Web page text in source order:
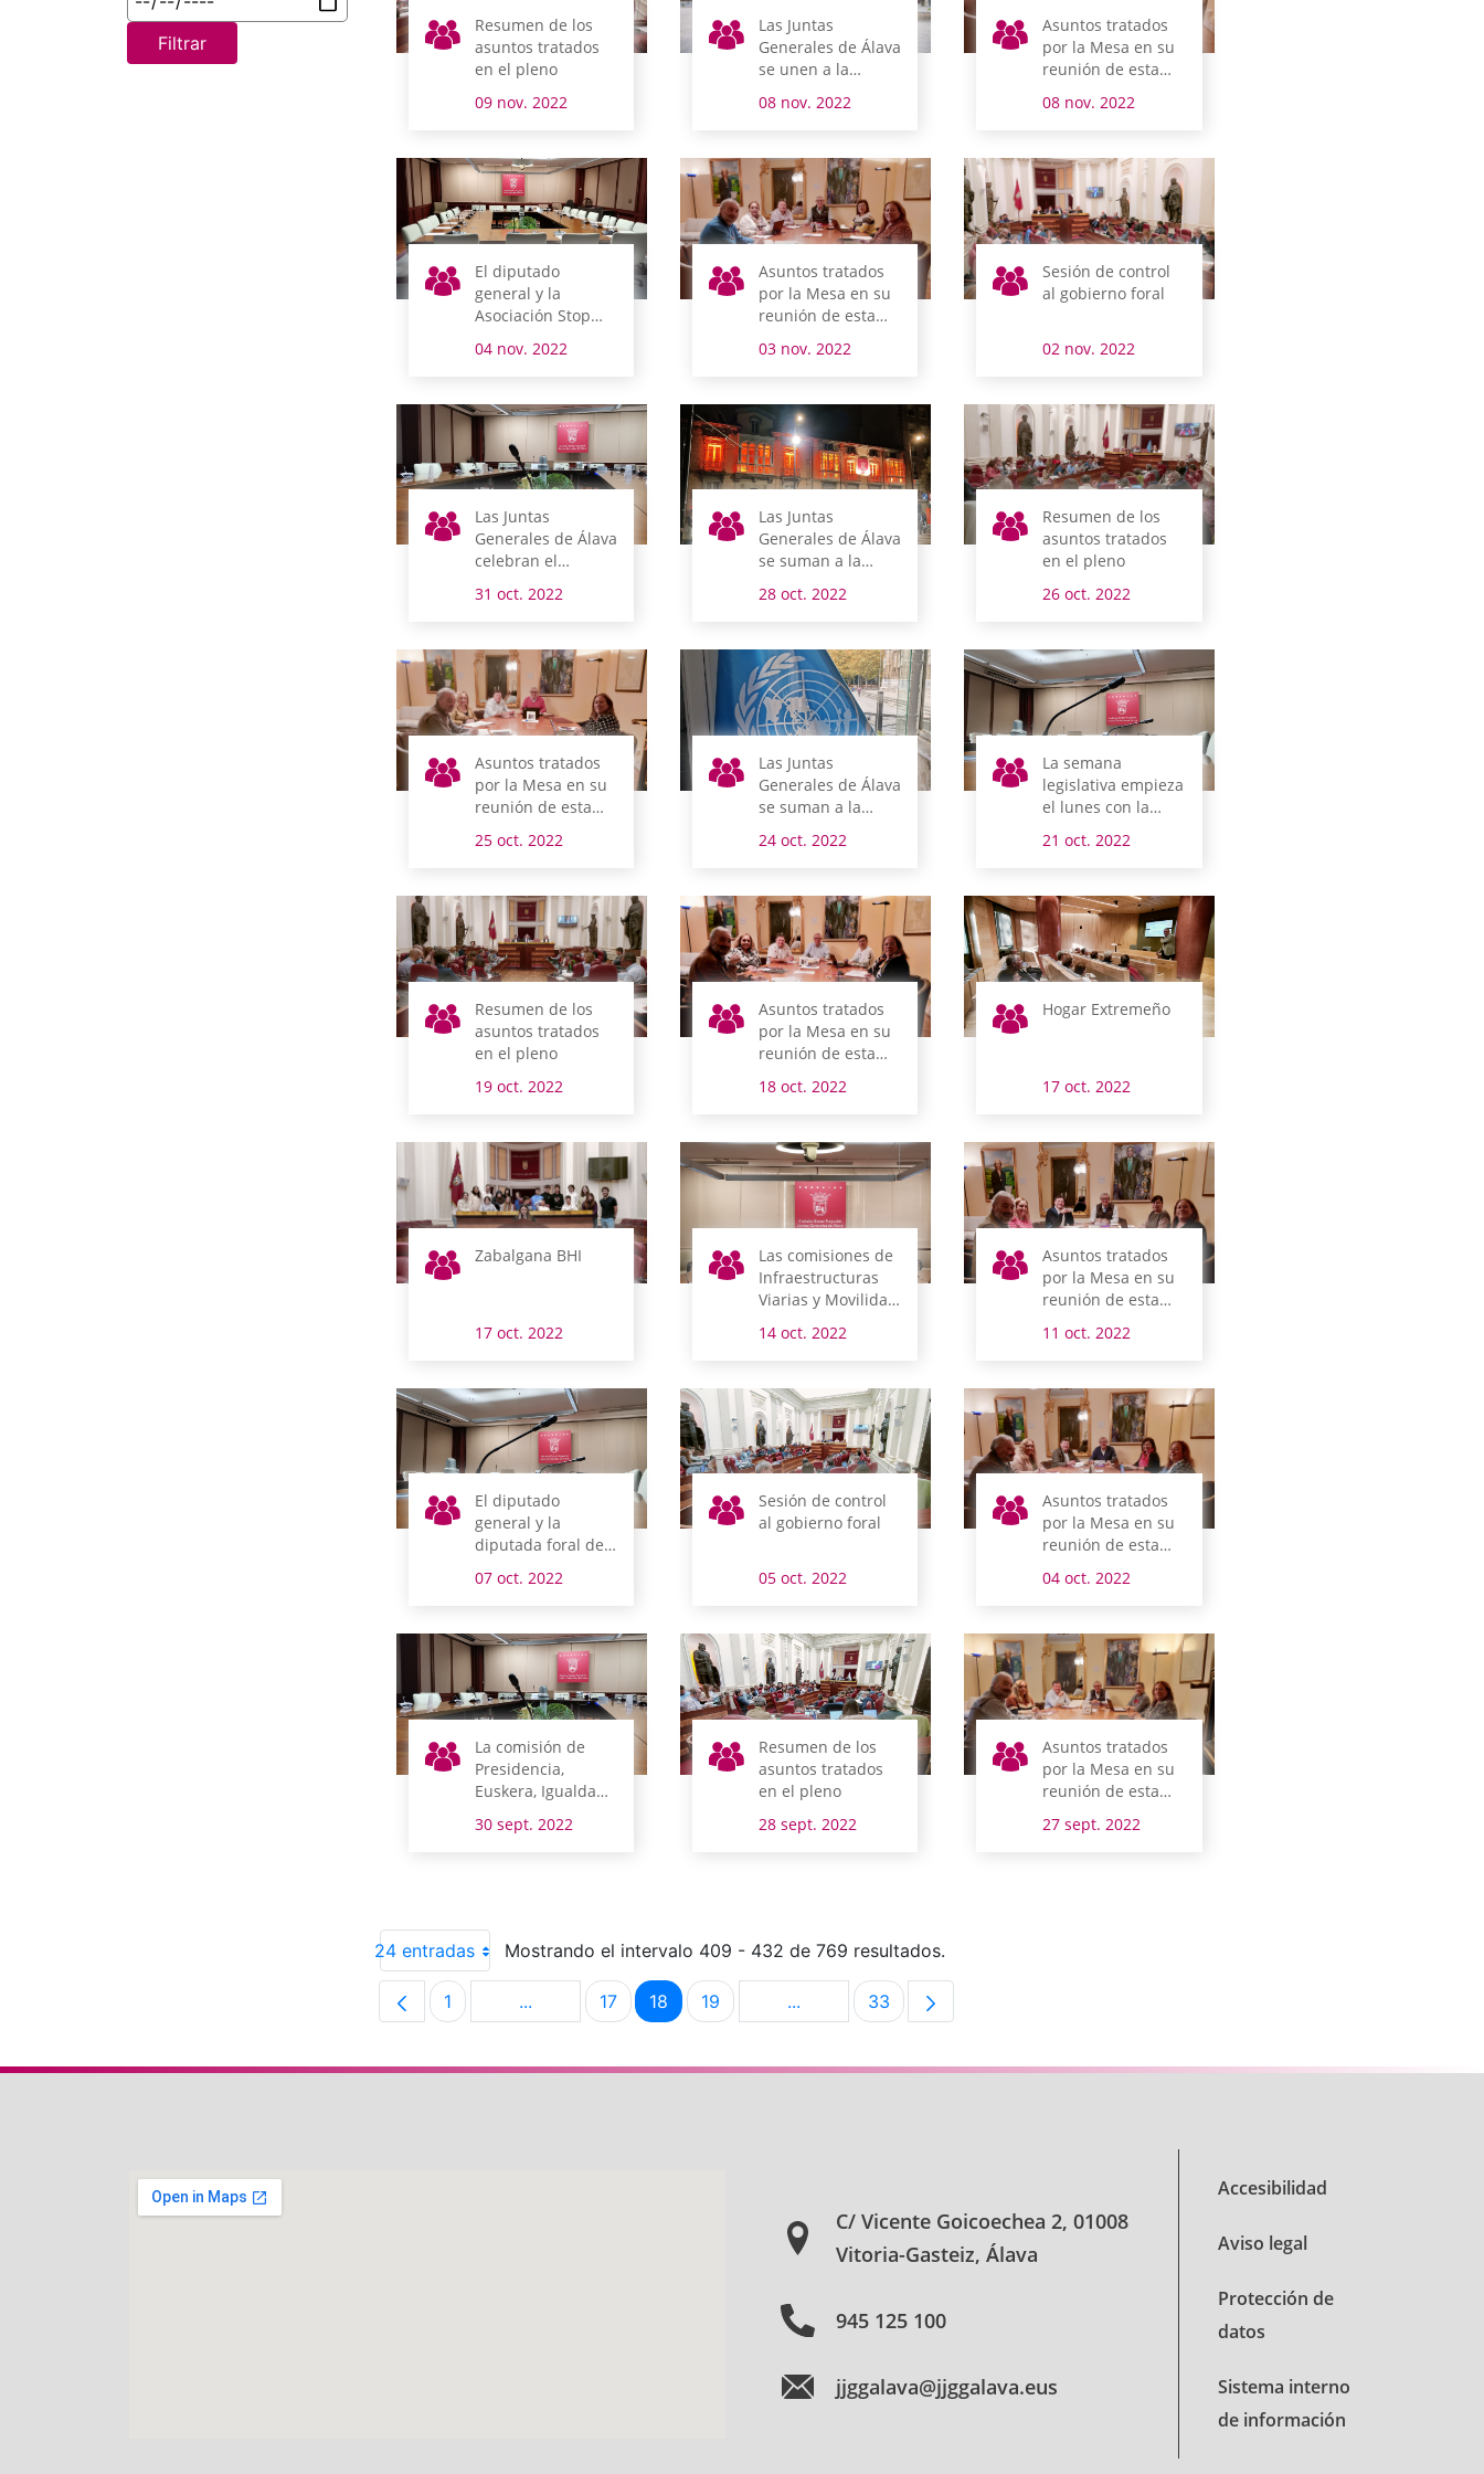
Filtrar
Resumen de los
asuntos tratados
en el pleno
09 nov. 2022
Las Juntas
Generales de Álava
se unen a la
Euskaraldia
08 nov. 2022
Asuntos tratados
por la Mesa en su
reunión de esta
08 nov. 2022
El diputado
general y la
Asociación Stop
Género Digital
lunes en comisión
04 nov. 2022
Asuntos tratados
por la Mesa en su
reunión de esta
03 nov. 2022
Sesión de control
al gobierno foral
02 nov. 2022
Las Juntas
Generales de Álava
celebran el
nuevo pleno de
foral
31 oct. 2022
Las Juntas
Generales de Álava
se suman a la
del Día Mundial
28 oct. 2022
Resumen de los
asuntos tratados
en el pleno
26 oct. 2022
Asuntos tratados
por la Mesa en su
reunión de esta
25 oct. 2022
Las Juntas
Generales de Álava
se suman a la
del Día de las
24 oct. 2022
La semana
legislativa empieza
el lunes con la
comisión de Medio
Urbanismo
21 oct. 2022
Resumen de los
asuntos tratados
en el pleno
19 oct. 2022
Asuntos tratados
por la Mesa en su
reunión de esta
18 oct. 2022
Hogar Extremeño
17 oct. 2022
Zabalgana BHI
17 oct. 2022
Las comisiones de
Infraestructuras
Viarias y Movilidad
Finanzas y
abren el lunes la
semana legislativa
en Álava
14 oct. 2022
Asuntos tratados
por la Mesa en su
reunión de esta
11 oct. 2022
El diputado
general y la
diputada foral de
y Presupuestos
lunes en comisión
07 oct. 2022
Sesión de control
al gobierno foral
05 oct. 2022
Asuntos tratados
por la Mesa en su
reunión de esta
04 oct. 2022
La comisión de
Presidencia,
Euskera, Igualdad,
DDHH abre la
30 sept. 2022
Resumen de los
asuntos tratados
en el pleno
28 sept. 2022
Asuntos tratados
por la Mesa en su
reunión de esta
27 sept. 2022
24 entradas Mostrando el intervalo 409 - 432 de 769 resultados.
Página
1 ...Páginas intermedias Use TAB para desplazarse.
Página
17 Página
18 Página
19 ...Páginas intermedias Use TAB para desplazarse.
Página
33
C/ Vicente Goicoechea 2, 01008
Vitoria-Gasteiz, Álava
945 125 100
jjggalava@jjggalava.eus
Accesibilidad
Aviso legal
Protección de
datos
Sistema interno
de información